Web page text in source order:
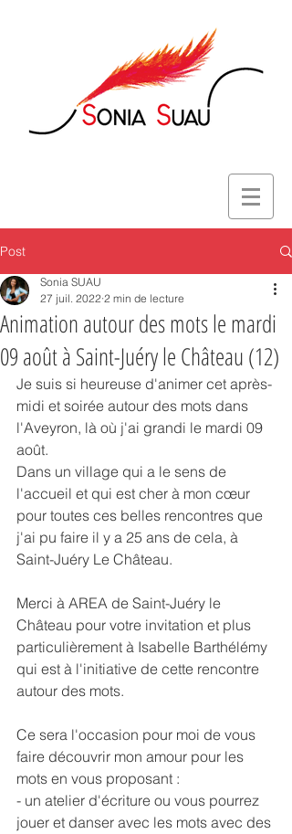
Post
Animation autour des mots le mardi
09 août à Saint-Juéry le Château (12)
Sonia SUAU
27 juil. 2022 2 min de lecture
Je suis si heureuse d'animer cet après-
midi et soirée autour des mots dans
l'Aveyron, là où j'ai grandi le mardi 09
août.
Dans un village qui a le sens de
l'accueil et qui est cher à mon cœur
pour toutes ces belles rencontres que
j'ai pu faire il y a 25 ans de cela, à
Saint-Juéry Le Château.
Merci à AREA de Saint-Juéry le
Château pour votre invitation et plus
particulièrement à Isabelle Barthélémy
qui est à l'initiative de cette rencontre
autour des mots.
Ce sera l'occasion pour moi de vous
faire découvrir mon amour pour les
mots en vous proposant :
- un atelier d'écriture ou vous pourrez
jouer et danser avec les mots avec des